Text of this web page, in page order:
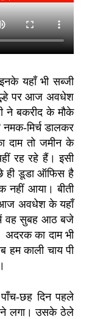
यहाँ भी सब्जी
पर आज अवधेश
ने बकरीद के मौके
नमक-मिर्च डालकर
दाम तो जमीन के
रह रहे हैं। इसी
ही डूडा ऑफिस है
नहीं आया। बीती
आज अवधेश के यहाँ
में वह सुबह आठ बजे
का दाम भी
काली चाय पी
छह दिन पहले
लगा। उसके ठेले